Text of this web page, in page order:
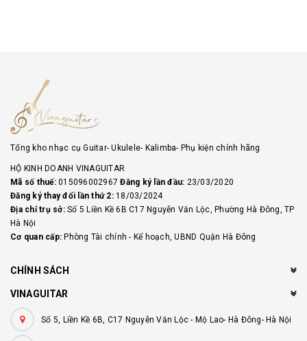
Tổng kho nhạc cụ Guitar- Ukulele- Kalimba- Phụ kiện chính hãng
HỘ KINH DOANH VINAGUITAR
Mã số thuế:015096002967Đăng ký lần đầu: 23/03/2020
Đăng ký thay đổi lần thứ 2:18/03/2024
Địa chỉ trụ sở:Số 5 Liền Kề 6B C17 Nguyễn Văn Lộc, Phường Hà Đông, TP
Hà Nội
Cơ quan cấp: Phòng Tài chính - Kế hoạch, UBND Quận Hà Đông
CHÍNH SÁCH
VINAGUITAR
Số 5, Liền Kề 6B, C17 Nguyễn Văn Lộc - Mộ Lao- Hà Đông- Hà Nội